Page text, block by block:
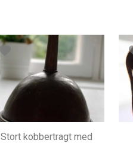
Stort kobbertragt med